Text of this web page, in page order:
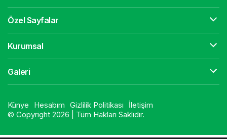
Özel Sayfalar
Kurumsal
Galeri
Künye Hesabım Gizlilik Politikası
İletişim
© Copyright 2026 | Tüm Hakları Saklıdır.